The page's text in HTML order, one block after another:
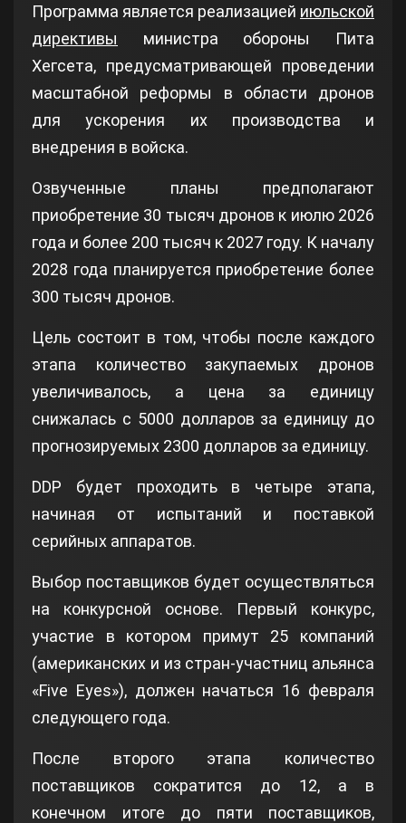
Программа является реализацией июльской
директивы министра обороны Пита
Хегсета, предусматривающей проведении
масштабной реформы в области дронов
для ускорения их производства и
внедрения в войска.
Озвученные планы предполагают
приобретение 30 тысяч дронов к июлю 2026
года и более 200 тысяч к 2027 году. К началу
2028 года планируется приобретение более
300 тысяч дронов.
Цель состоит в том, чтобы после каждого
этапа количество закупаемых дронов
увеличивалось, а цена за единицу
снижалась с 5000 долларов за единицу до
прогнозируемых 2300 долларов за единицу.
DDP будет проходить в четыре этапа,
начиная от испытаний и поставкой
серийных аппаратов.
Выбор поставщиков будет осуществляться
на конкурсной основе. Первый конкурс,
участие в котором примут 25 компаний
(американских и из стран-участниц альянса
«Five Eyes»), должен начаться 16 февраля
следующего года.
После второго этапа количество
поставщиков сократится до 12, а в
конечном итоге до пяти поставщиков,